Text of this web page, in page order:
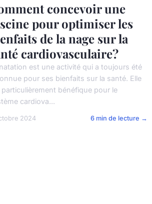
concevoir une
pour optimiser les
de la nage sur la
cardiovasculaire?
est une activité qui a toujours été
pour ses bienfaits sur la santé. Elle
particulièrement bénéfique pour le
cardiova...
2024 6 min de lecture →